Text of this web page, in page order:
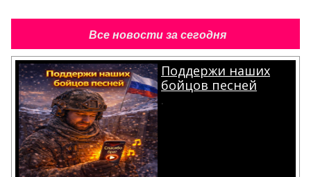
Все новости за сегодня
Поддержи наших
бойцов песней
.